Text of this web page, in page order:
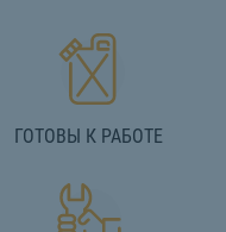
ГОТОВЫ К РАБОТЕ